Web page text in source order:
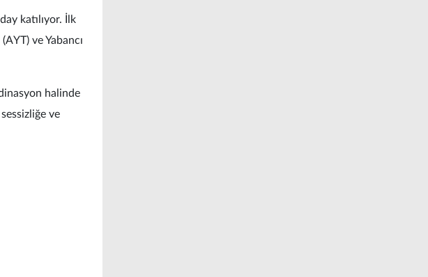
katılıyor. İlk
ve Yabancı
halinde
ve